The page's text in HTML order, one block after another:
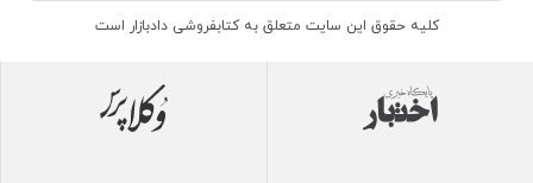
معتبری از کتاب های حقوقی را به علاقمندان عرضه کرده ایم. علاوه بر این با بهره گیری از فناوری
اندازی کردیم تا علاقمندان بتوانند با اطمینان کافی و به اتکای اعتبار این مجموعه قدیمی کتاب و
کلیه حقوق این سایت متعلق به کتابفروشی دادبازار است